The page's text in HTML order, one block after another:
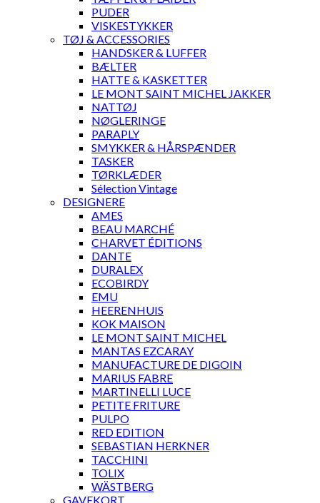
PUDER
VISKESTYKKER
TØJ & ACCESSORIES
HANDSKER & LUFFER
BÆLTER
HATTE & KASKETTER
LE MONT SAINT MICHEL JAKKER
NATTØJ
NØGLERINGE
PARAPLY
SMYKKER & HÅRSPÆNDER
TASKER
TØRKLÆDER
Sélection Vintage
DESIGNERE
AMES
BEAU MARCHÉ
CHARVET ÉDITIONS
DANTE
DURALEX
ECOBIRDY
EMU
HEERENHUIS
KOK MAISON
LE MONT SAINT MICHEL
MANTAS EZCARAY
MANUFACTURE DE DIGOIN
MARIUS FABRE
MARTINELLI LUCE
PETITE FRITURE
PULPO
RED EDITION
SEBASTIAN HERKNER
TACCHINI
TOLIX
WÄSTBERG
GAVEKORT